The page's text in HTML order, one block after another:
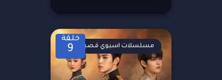
حلقة
9 مسلسلات اسيوي قصيرة